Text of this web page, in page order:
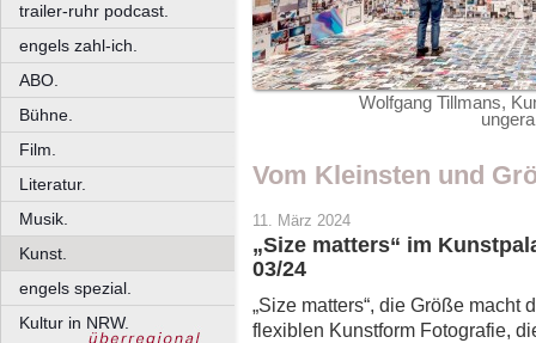
trailer-ruhr podcast.
engels zahl-ich.
ABO.
Bühne.
Film.
Literatur.
Musik.
Kunst.
engels spezial.
Kultur in NRW.
Wolfgang Tillmans,
Vom Kleinsten und
11. März 2024
„Size matters“ im
03/24
„Size matters“, die Größe
flexiblen Kunstform Fotografie,